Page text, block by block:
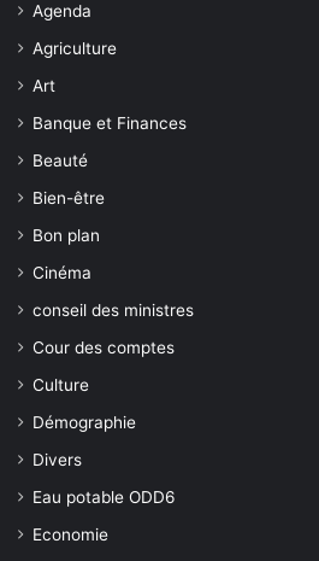
Agenda
Agriculture
Art
Banque et Finances
Beauté
Bien-être
Bon plan
Cinéma
conseil des ministres
Cour des comptes
Culture
Démographie
Divers
Eau potable ODD6
Economie